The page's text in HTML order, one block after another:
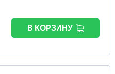
В КОРЗИНУ